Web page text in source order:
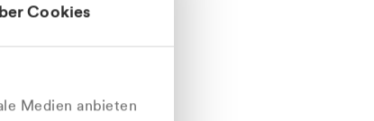
Cookies
Medien anbieten